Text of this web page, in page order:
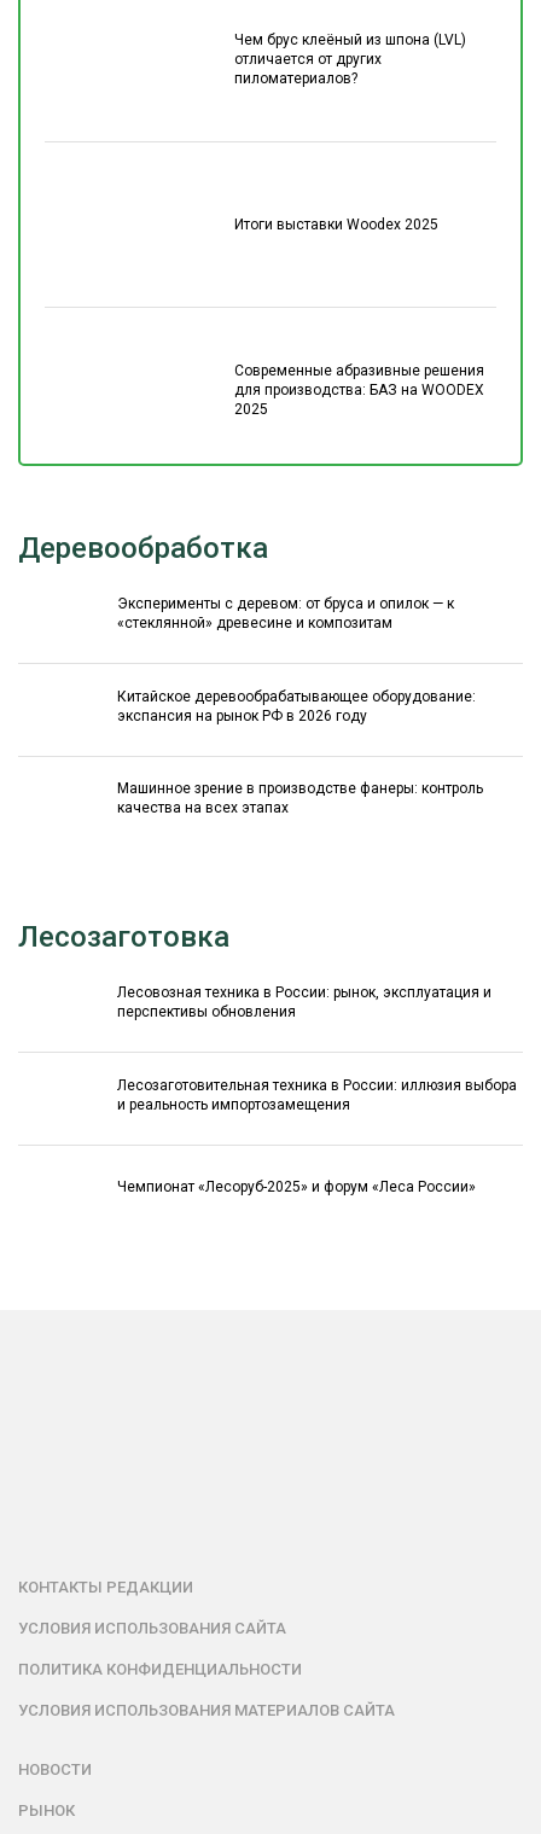
Чем брус клеёный из шпона (LVL)
отличается от других
пиломатериалов?
Итоги выставки Woodex 2025
Современные абразивные решения
для производства: БАЗ на WOODEX
2025
Деревообработка
Эксперименты с деревом: от бруса и опилок — к
«стеклянной» древесине и композитам
Китайское деревообрабатывающее оборудование:
экспансия на рынок РФ в 2026 году
Машинное зрение в производстве фанеры: контроль
качества на всех этапах
Лесозаготовка
Лесовозная техника в России: рынок, эксплуатация и
перспективы обновления
Лесозаготовительная техника в России: иллюзия выбора
и реальность импортозамещения
Чемпионат «Лесоруб-2025» и форум «Леса России»
КОНТАКТЫ РЕДАКЦИИ
УСЛОВИЯ ИСПОЛЬЗОВАНИЯ САЙТА
ПОЛИТИКА КОНФИДЕНЦИАЛЬНОСТИ
УСЛОВИЯ ИСПОЛЬЗОВАНИЯ МАТЕРИАЛОВ САЙТА
НОВОСТИ
РЫНОК